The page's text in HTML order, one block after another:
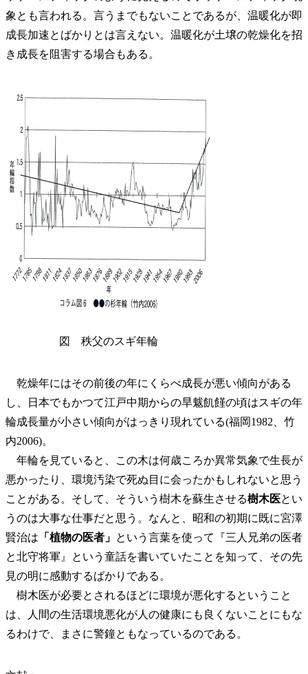
象とも言われる。言うまでもないことであるが、温暖化が即
成長加速とばかりとは言えない。温暖化が土壌の乾燥化を招
き成長を阻害する場合もある。
図 秩父のスギ年輪
乾燥年にはその前後の年にくらべ成長が悪い傾向がある
し、日本でもかつて江戸中期からの旱魃飢饉の頃はスギの年
輪成長量が小さい傾向がはっきり現れている(福岡1982、竹
内2006)。
年輪を見ていると、この木は何歳ころか異常気象で生長が
悪かったり、環境汚染で死ぬ目に会ったかもしれないと思う
ことがある。そして、そういう樹木を蘇生させる樹木医とい
うのは大事な仕事だと思う。なんと、昭和の初期に既に宮澤
賢治は 「植物の医者」 という言葉を使って『三人兄弟の医者
と北守将軍』という童話を書いていたことを知って、その先
見の明に感動するばかりである。
樹木医が必要とされるほどに環境が悪化するということ
は、人間の生活環境悪化が人の健康にも良くないことにもな
るわけで、まさに警鐘ともなっているのである。